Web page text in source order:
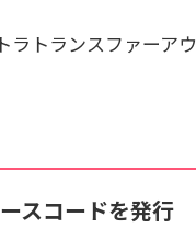
ラトランスファーアウ
スコードを発行